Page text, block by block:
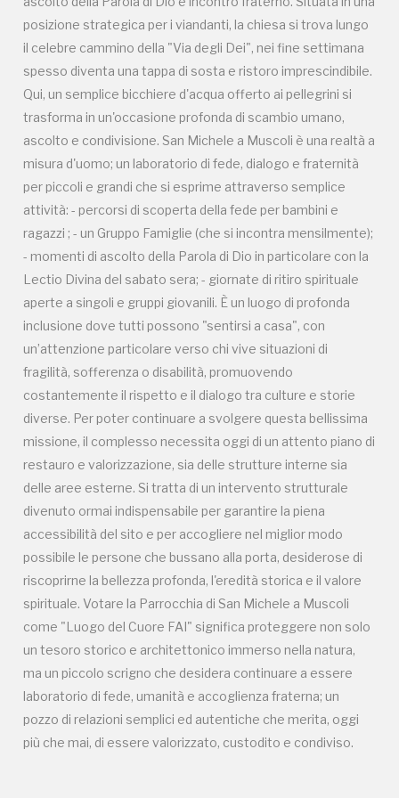
posizione strategica per i viandanti, la chiesa si trova lungo
il celebre cammino della "Via degli Dei", nei fine settimana
spesso diventa una tappa di sosta e ristoro imprescindibile.
Qui, un semplice bicchiere d'acqua offerto ai pellegrini si
trasforma in un'occasione profonda di scambio umano,
ascolto e condivisione. San Michele a Muscoli è una realtà a
misura d'uomo; un laboratorio di fede, dialogo e fraternità
per piccoli e grandi che si esprime attraverso semplice
attività: - percorsi di scoperta della fede per bambini e
ragazzi ; - un Gruppo Famiglie (che si incontra mensilmente);
- momenti di ascolto della Parola di Dio in particolare con la
Lectio Divina del sabato sera; - giornate di ritiro spirituale
aperte a singoli e gruppi giovanili. È un luogo di profonda
inclusione dove tutti possono "sentirsi a casa", con
un’attenzione particolare verso chi vive situazioni di
fragilità, sofferenza o disabilità, promuovendo
costantemente il rispetto e il dialogo tra culture e storie
diverse. Per poter continuare a svolgere questa bellissima
missione, il complesso necessita oggi di un attento piano di
restauro e valorizzazione, sia delle strutture interne sia
delle aree esterne. Si tratta di un intervento strutturale
divenuto ormai indispensabile per garantire la piena
accessibilità del sito e per accogliere nel miglior modo
possibile le persone che bussano alla porta, desiderose di
riscoprirne la bellezza profonda, l'eredità storica e il valore
spirituale. Votare la Parrocchia di San Michele a Muscoli
come "Luogo del Cuore FAI" significa proteggere non solo
un tesoro storico e architettonico immerso nella natura,
ma un piccolo scrigno che desidera continuare a essere
laboratorio di fede, umanità e accoglienza fraterna; un
pozzo di relazioni semplici ed autentiche che merita, oggi
più che mai, di essere valorizzato, custodito e condiviso.
- momenti di ascolto della Parola di Dio in particolare con la
Lectio Divina del sabato sera; - giornate di ritiro spirituale
aperte a singoli e gruppi giovanili. È un luogo di profonda
inclusione dove tutti possono "sentirsi a casa", con
un’attenzione particolare verso chi vive situazioni di
fragilità, sofferenza o disabilità, promuovendo
costantemente il rispetto e il dialogo tra culture e storie
diverse. Per poter continuare a svolgere questa bellissima
missione, il complesso necessita oggi di un attento piano di
restauro e valorizzazione, sia delle strutture interne sia
delle aree esterne. Si tratta di un intervento strutturale
divenuto ormai indispensabile per garantire la piena
accessibilità del sito e per accogliere nel miglior modo
possibile le persone che bussano alla porta, desiderose di
riscoprirne la bellezza profonda, l'eredità storica e il valore
spirituale. Votare la Parrocchia di San Michele a Muscoli
come "Luogo del Cuore FAI" significa proteggere non solo
un tesoro storico e architettonico immerso nella natura,
ma un piccolo scrigno che desidera continuare a essere
laboratorio di fede, umanità e accoglienza fraterna; un
pozzo di relazioni semplici ed autentiche che merita, oggi
più che mai, di essere valorizzato, custodito e condiviso.
Campagne in corso in questo
luogo